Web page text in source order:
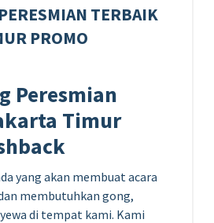
TERBAIK
PROMO
Peresmian
Timur
yang akan membuat acara
membutuhkan gong,
di tempat kami. Kami